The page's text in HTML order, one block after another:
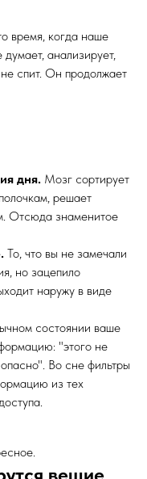
время, когда наше
анализирует,
спит. Он продолжает
дня. Мозг сортирует
решает
Отсюда знаменитое
То, что вы не замечали
но зацепило
наружу в виде
состоянии ваше
"этого не
Во сне фильтры
из тех